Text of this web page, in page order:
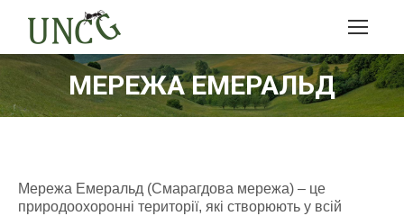
МЕРЕЖА ЕМЕРАЛЬД
Мережа Емеральд (Смарагдова мережа) – це
природоохоронні території, які створюють у всій